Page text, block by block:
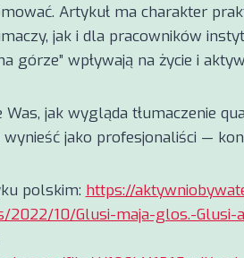
Artykuł ma charakter
jak i dla pracowników
górze” wpływają na życie i
Was, jak wygląda tłumaczenie
jako profesjonaliści —
polskim: https://
2022/10/Glusi-maja-glos.-Glusi-